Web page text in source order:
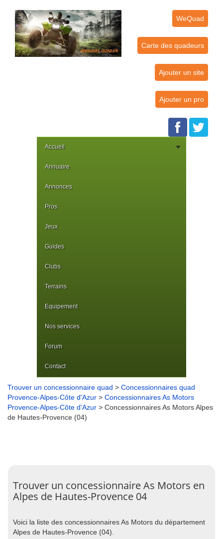
WeQuad
Carte des quadeurs
Ajouter un site
Ajouter un pro
Accueil
Annuaire
Annonces
Pros
Jeux
Guides
Clubs
Terrains
Equipement
Nos services
Forum
Contact
Trouver un concessionnaire quad > Concessionnaires quad
Provence-Alpes-Côte d'Azur > Concessionnaires As Motors
Provence-Alpes-Côte d'Azur > Concessionnaires As Motors Alpes
de Hautes-Provence (04)
Trouver un concessionnaire As Motors en
Alpes de Hautes-Provence 04
Voici la liste des concessionnaires As Motors du département
Alpes de Hautes-Provence (04).